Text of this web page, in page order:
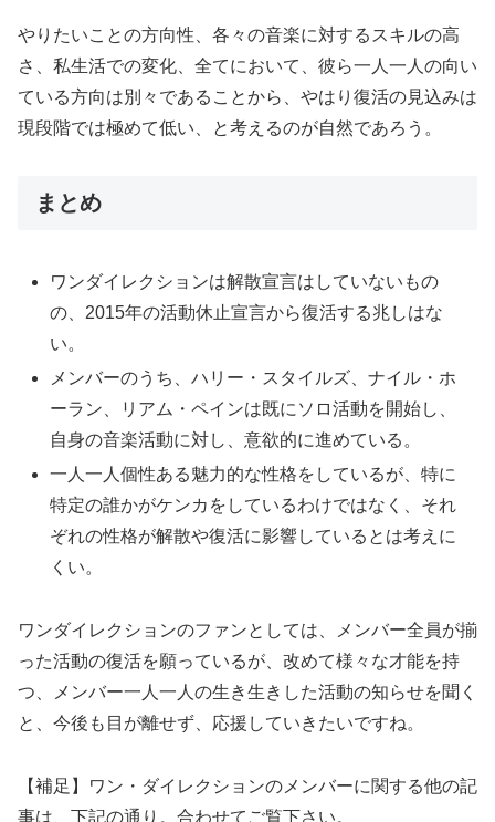
やりたいことの方向性、各々の音楽に対するスキルの高
さ、私生活での変化、全てにおいて、彼ら一人一人の向い
ている方向は別々であることから、やはり復活の見込みは
現段階では極めて低い、と考えるのが自然であろう。
まとめ
ワンダイレクションは解散宣言はしていないもの
の、2015年の活動休止宣言から復活する兆しはな
い。
メンバーのうち、ハリー・スタイルズ、ナイル・ホ
ーラン、リアム・ペインは既にソロ活動を開始し、
自身の音楽活動に対し、意欲的に進めている。
一人一人個性ある魅力的な性格をしているが、特に
特定の誰かがケンカをしているわけではなく、それ
ぞれの性格が解散や復活に影響しているとは考えに
くい。
ワンダイレクションのファンとしては、メンバー全員が揃
った活動の復活を願っているが、改めて様々な才能を持
つ、メンバー一人一人の生き生きした活動の知らせを聞く
と、今後も目が離せず、応援していきたいですね。
【補足】ワン・ダイレクションのメンバーに関する他の記
事は、下記の通り。合わせてご覧下さい。